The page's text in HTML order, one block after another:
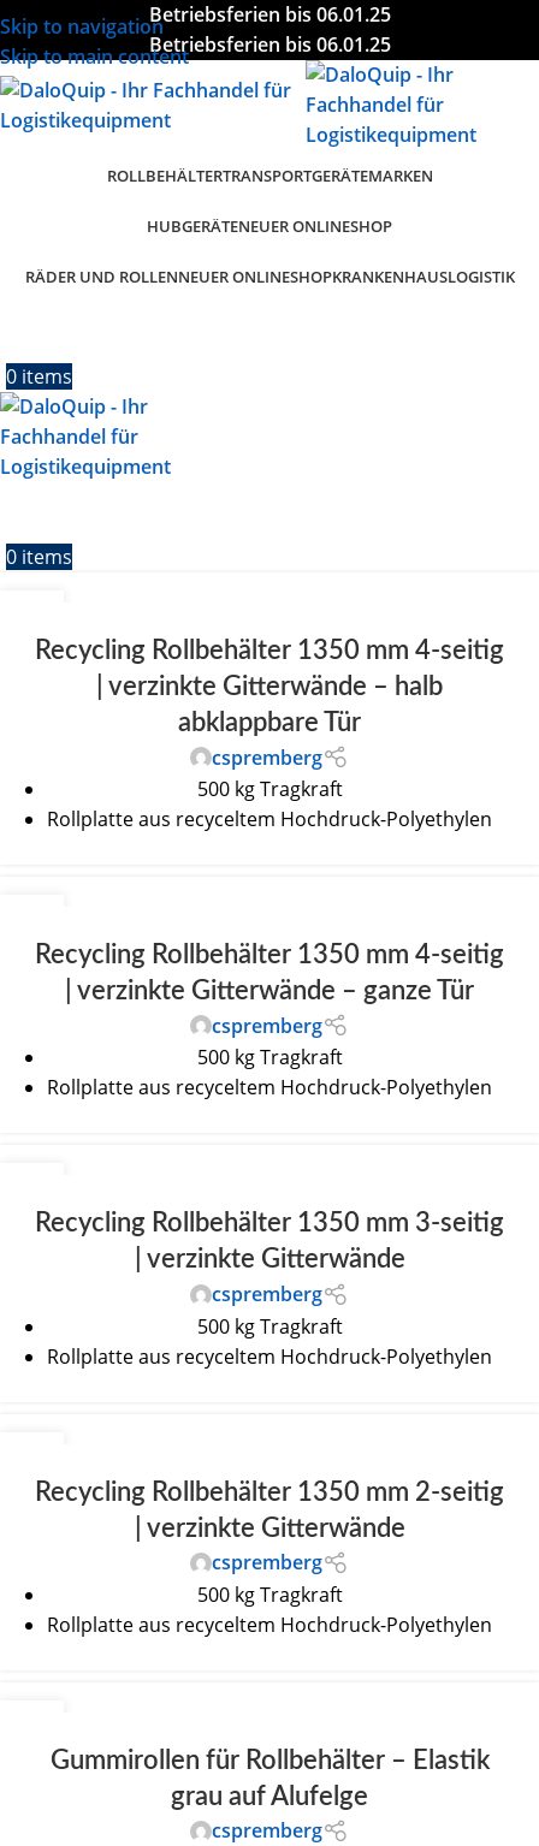
Skip to navigation
Skip to main content
Betriebsferien bis 06.01.25
Betriebsferien bis 06.01.25
ROLLBEHÄLTERTRANSPORTGERÄTEMARKEN
HUBGERÄTENEUER ONLINESHOP
RÄDER UND ROLLENNEUER ONLINESHOPKRANKENHAUSLOGISTIK
0 items
0 items
Recycling Rollbehälter 1350 mm 4-seitig
| verzinkte Gitterwände – halb
abklappbare Tür
cspremberg
500 kg Tragkraft
Rollplatte aus recyceltem Hochdruck-Polyethylen
Recycling Rollbehälter 1350 mm 4-seitig
| verzinkte Gitterwände – ganze Tür
cspremberg
500 kg Tragkraft
Rollplatte aus recyceltem Hochdruck-Polyethylen
Recycling Rollbehälter 1350 mm 3-seitig
| verzinkte Gitterwände
cspremberg
500 kg Tragkraft
Rollplatte aus recyceltem Hochdruck-Polyethylen
Recycling Rollbehälter 1350 mm 2-seitig
| verzinkte Gitterwände
cspremberg
500 kg Tragkraft
Rollplatte aus recyceltem Hochdruck-Polyethylen
Gummirollen für Rollbehälter – Elastik
grau auf Alufelge
cspremberg